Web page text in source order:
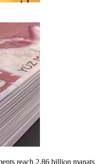
reach 2.86 billion manats